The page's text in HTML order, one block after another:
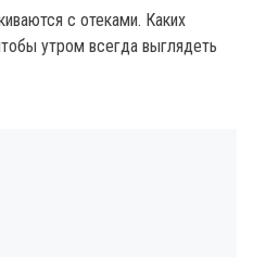
с отеками. Каких
утром всегда выглядеть